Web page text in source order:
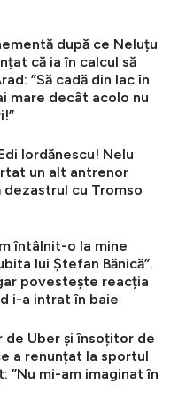
după ce Neluțu
că ia în calcul să
”Să cadă din lac în
mare decât acolo nu
Iordănescu! Nelu
un alt antrenor
dezastrul cu Tromso
întâlnit-o la mine
lui Ștefan Bănică”.
povestește reacția
i-a intrat în baie
Uber și însoțitor de
a renunțat la sportul
”Nu mi-am imaginat în